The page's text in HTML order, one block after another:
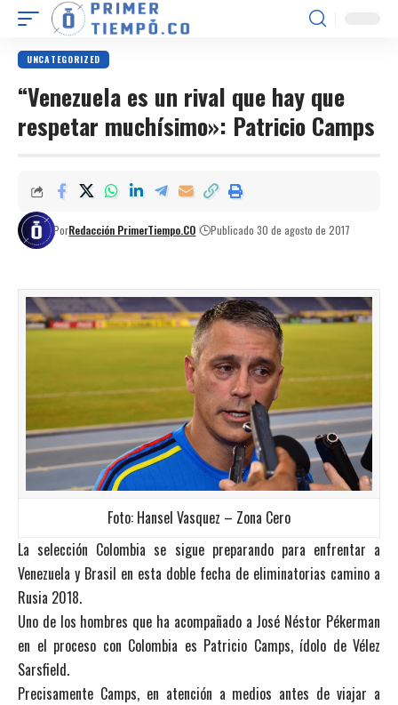
UNCATEGORIZED
“Venezuela es un rival que hay que
respetar muchísimo»: Patricio Camps
PorRedacción PrimerTiempo.CO Publicado 30 de agosto de 2017
Foto: Hansel Vasquez – Zona Cero
La selección Colombia se sigue preparando para enfrentar a
Venezuela y Brasil en esta doble fecha de eliminatorias camino a
Rusia 2018.
Uno de los hombres que ha acompañado a José Néstor Pékerman
en el proceso con Colombia es Patricio Camps, ídolo de Vélez
Sarsfield.
Precisamente Camps, en atención a medios antes de viajar a